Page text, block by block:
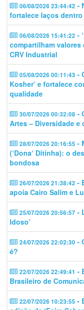
06/08/2026 23:44:42 -
fortalece laços
06/08/2026 15:41:22 -
compartilham
CRV Industrial
05/08/2026 00:11:43 -
Kosher’ e fortalece
qualidade
30/07/2026 00:32:08 -
Artes – Diversidade e
28/07/2026 20:16:55 -
(‘Dona‘ Ditinha): o
bondosa
26/07/2026 21:38:42 -
apoia Cairo Salim e
25/07/2026 20:56:57 -
Idoso’
24/07/2026 22:02:30 -
é?
22/07/2026 22:49:41 -
Brasileiro de
22/07/2026 10:23:55 -